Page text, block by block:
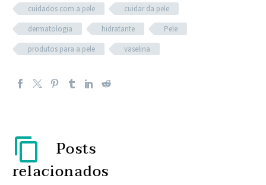
cuidados com a pele
cuidar da pele
dermatologia
hidratante
Pele
produtos para a pele
vaselina
Posts
relacionados